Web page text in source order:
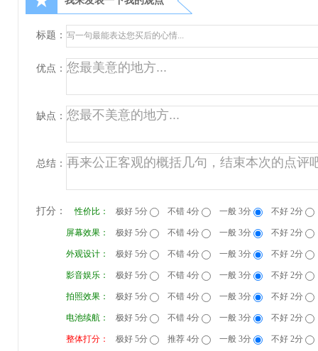
标题：
优点：
缺点：
总结：
打分： 性价比： 极好 5分 不错 4分 一般 3分 不好 2分
屏幕效果： 极好 5分 不错 4分 一般 3分 不好 2分
外观设计： 极好 5分 不错 4分 一般 3分 不好 2分
影音娱乐： 极好 5分 不错 4分 一般 3分 不好 2分
拍照效果： 极好 5分 不错 4分 一般 3分 不好 2分
电池续航： 极好 5分 不错 4分 一般 3分 不好 2分
整体打分： 极好 5分 推荐 4分 一般 3分 不好 2分